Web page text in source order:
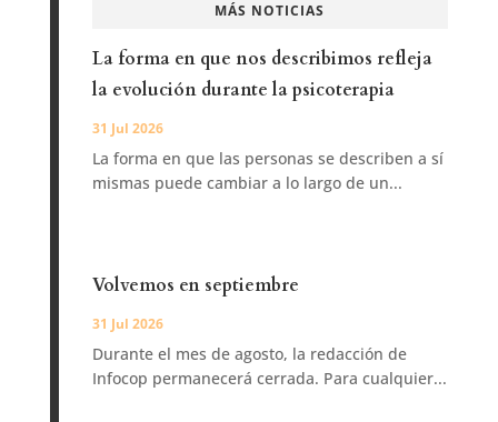
MÁS NOTICIAS
La forma en que nos describimos refleja
la evolución durante la psicoterapia
31 Jul 2026
La forma en que las personas se describen a sí
mismas puede cambiar a lo largo de un...
Volvemos en septiembre
31 Jul 2026
Durante el mes de agosto, la redacción de
Infocop permanecerá cerrada. Para cualquier...